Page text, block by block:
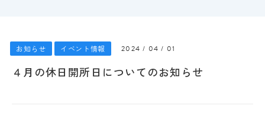
お知らせ イベント情報 2024 / 04 / 01
４月の休日開所日についてのお知らせ